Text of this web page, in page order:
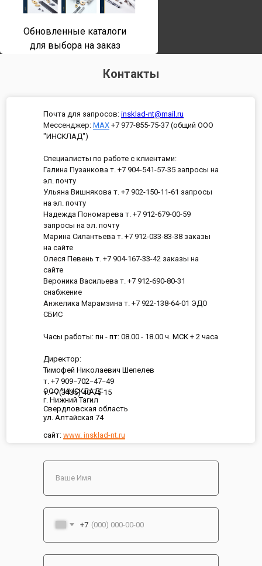
Обновленные каталоги
для выбора на заказ
Контакты
ООО "ИНСКЛАД"
г. Нижний Тагил
Свердловская область
ул. Алтайская 74
сайт: www. insklad-nt.ru
Почта для запросов: insklad-nt@mail.ru
Мессенджер: MAX +7 977-855-75-37 (общий ООО
"ИНСКЛАД")
Специалисты по работе с клиентами:
Галина Пузанкова т. +7 904-541-57-35 запросы на
эл. почту
Ульяна Вишнякова т. +7 902-150-11-61 запросы
на эл. почту
Надежда Пономарева т. +7 912-679-00-59
запросы на эл. почту
Марина Силантьева т. +7 912-033-83-38 заказы
на сайте
Олеся Певень т. +7 904-167-33-42 заказы на
сайте
Вероника Васильева т. +7 912-690-80-31
снабжение
Анжелика Марамзина т. +7 922-138-64-01 ЭДО
СБИС
Часы работы: пн - пт: 08.00 - 18.00 ч. МСК + 2 часа
Директор:
Тимофей Николаевич Шепелев
т. +7 909−702−47−49
т. +7(3435) 40-75-15
+7